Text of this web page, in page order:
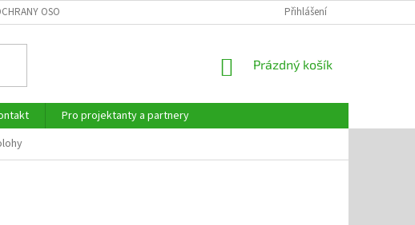
OSOBNÍCH ÚDAJŮ Přihlášení
NÁKUPNÍ
Prázdný košík
Pro projektanty a partnery